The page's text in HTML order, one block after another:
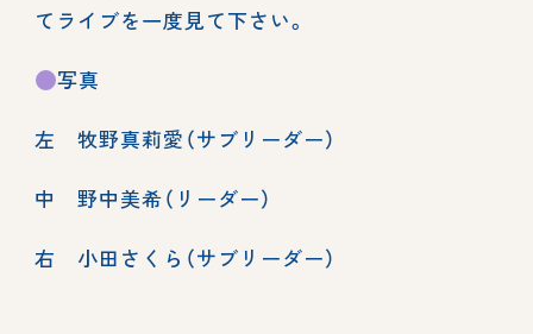
てライブを一度見て下さい。
写真
左 牧野真莉愛（サブリーダー）
中 野中美希（リーダー）
右 小田さくら（サブリーダー）